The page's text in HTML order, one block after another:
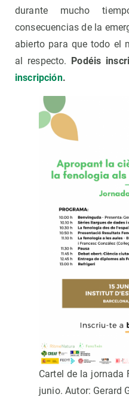
durante mucho
consecuencias de la
abierto para que todo el
al respecto. Podéis
inscripción.
Cartel de la jornada
junio. Autor: Gerard